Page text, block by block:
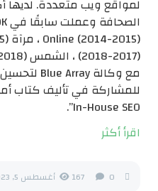
In-House SEO”.
اقرأ أكثر
167 0 أغسطس 5, 2023